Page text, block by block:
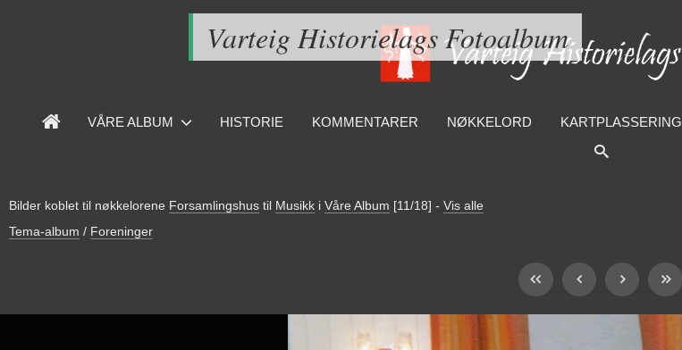
Varteig Historielags Fotoalbum
VÅRE ALBUM HISTORIE KOMMENTARER NØKKELORD KARTPLASSERING
Bilder koblet til nøkkelorene Forsamlingshus til Musikk i Våre Album [11/18] - Vis alle
Tema-album / Foreninger